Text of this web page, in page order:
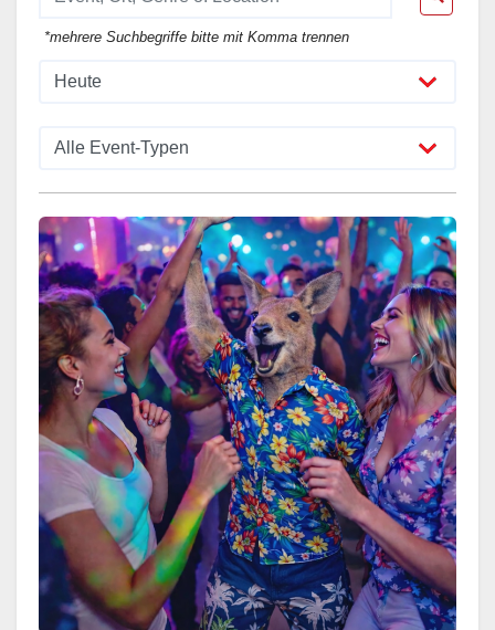
*mehrere Suchbegriffe bitte mit Komma trennen